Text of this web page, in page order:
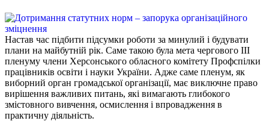
Настав час підбити підсумки роботи за минулий і будувати
плани на майбутній рік. Саме такою була мета чергового ІІІ
пленуму члени Херсонського обласного комітету Профспілки
працівників освіти і науки України. Адже саме пленум, як
виборний орган громадської організації, має виключне право
вирішення важливих питань, які вимагають глибокого
змістовного вивчення, осмислення і впровадження в
практичну діяльність.